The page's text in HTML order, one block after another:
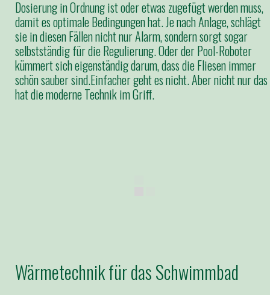
Dosierung in Ordnung ist oder etwas zugefügt werden muss,
damit es optimale Bedingungen hat. Je nach Anlage, schlägt
sie in diesen Fällen nicht nur Alarm, sondern sorgt sogar
selbstständig für die Regulierung. Oder der Pool-Roboter
kümmert sich eigenständig darum, dass die Fliesen immer
schön sauber sind.Einfacher geht es nicht. Aber nicht nur das
hat die moderne Technik im Griff.
Wärmetechnik für das Schwimmbad